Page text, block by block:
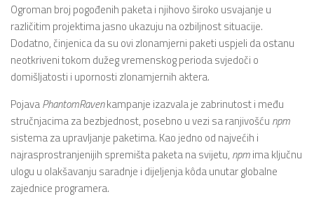
Ogroman broj pogođenih paketa i njihovo široko usvajanje u
različitim projektima jasno ukazuju na ozbiljnost situacije.
Dodatno, činjenica da su ovi zlonamjerni paketi uspjeli da ostanu
neotkriveni tokom dužeg vremenskog perioda svjedoči o
domišljatosti i upornosti zlonamjernih aktera.
PojavaPhantomRavenkampanje izazvala je zabrinutost i među
stručnjacima za bezbjednost, posebno u vezi sa ranjivošću npm
sistema za upravljanje paketima. Kao jedno od najvećih i
najrasprostranjenijih spremišta paketa na svijetu, npmima ključnu
ulogu u olakšavanju saradnje i dijeljenja kôda unutar globalne
zajednice programera.